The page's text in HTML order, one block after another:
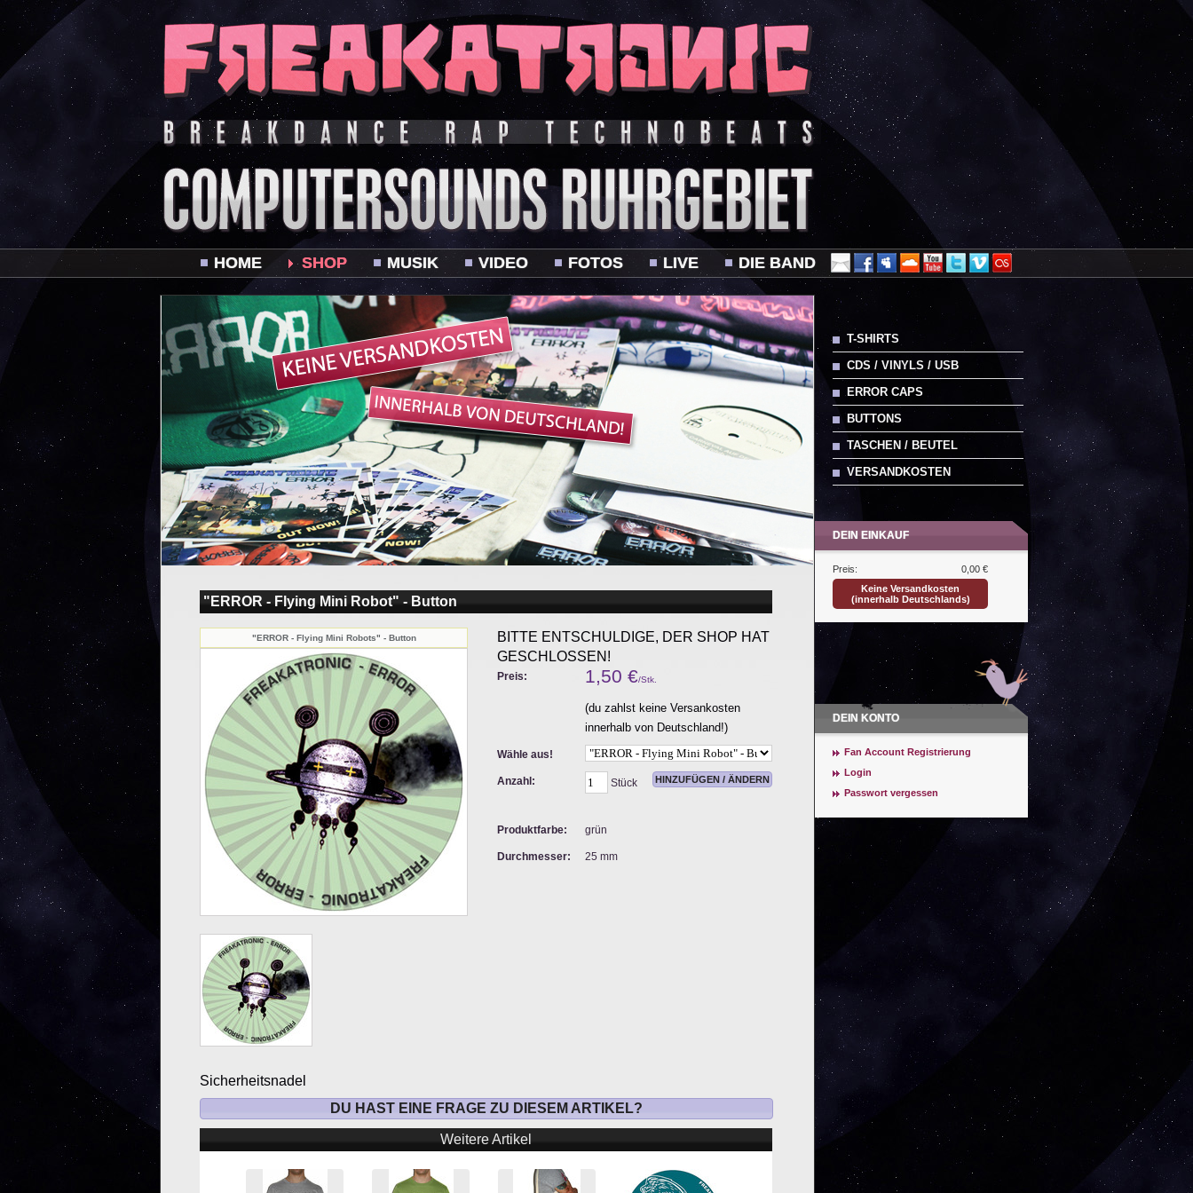
HOME SHOP MUSIK VIDEO FOTOS LIVE DIE BAND
"ERROR - Flying Mini Robot" - Button
"ERROR - Flying Mini Robots" - Button
BITTE ENTSCHULDIGE, DER SHOP HAT
GESCHLOSSEN!
Preis: 1,50 €/Stk.
(du zahlst keine Versankosten
innerhalb von Deutschland!)
Wähle aus!
Anzahl: Stück
Produktfarbe: grün
Durchmesser: 25 mm
Sicherheitsnadel
DU HAST EINE FRAGE ZU DIESEM ARTIKEL?
Weitere Artikel
T-SHIRTS
CDS / VINYLS / USB
ERROR CAPS
BUTTONS
TASCHEN / BEUTEL
VERSANDKOSTEN
DEIN EINKAUF
Preis:
0,00 €
Keine Versandkosten
(innerhalb Deutschlands)
DEIN KONTO
Fan Account Registrierung
Login
Passwort vergessen